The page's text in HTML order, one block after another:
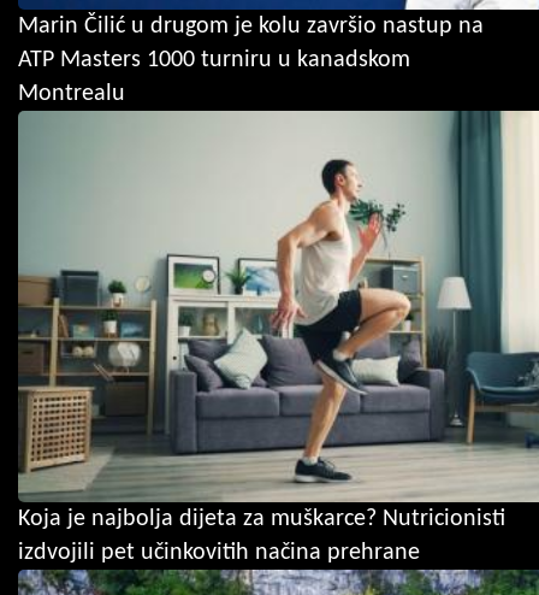
Marin Čilić u drugom je kolu završio nastup na
ATP Masters 1000 turniru u kanadskom
Montrealu
Koja je najbolja dijeta za muškarce? Nutricionisti
izdvojili pet učinkovitih načina prehrane